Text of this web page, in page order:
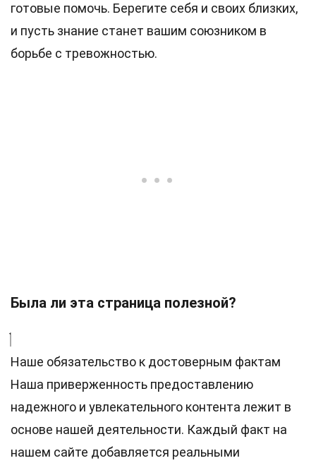
готовые помочь. Берегите себя и своих близких,
и пусть знание станет вашим союзником в
борьбе с тревожностью.
Была ли эта страница полезной?
Наше обязательство к достоверным фактам
Наша приверженность предоставлению
надежного и увлекательного контента лежит в
основе нашей деятельности. Каждый факт на
нашем сайте добавляется реальными